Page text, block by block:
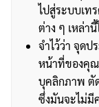
ไปสู่ระบบเท
ต่าง ๆ เหล่า
จำไว้ว่า จุด
หน้าที่ของคุ
บุคลิกภาพ ตั
ซึ่งมันจะไม่มี